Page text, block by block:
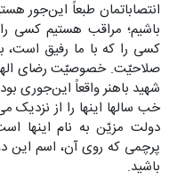
انتصاباتمان طبعاً این‌جور
باشیم؛ مراقب هستیم کسی
کسی را که با ما رفیق
صلاحیّت. خصوصیّت رضای
شهید باهنر واقعاً این‌جوری
خب سالها اینها را از نزدیک
دولت مزیّن به نام اینها
پرچمی که روی آن، اسم این
باشید.